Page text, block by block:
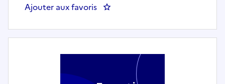
Ajouter aux favoris : UN ANIMATEUR / UNE